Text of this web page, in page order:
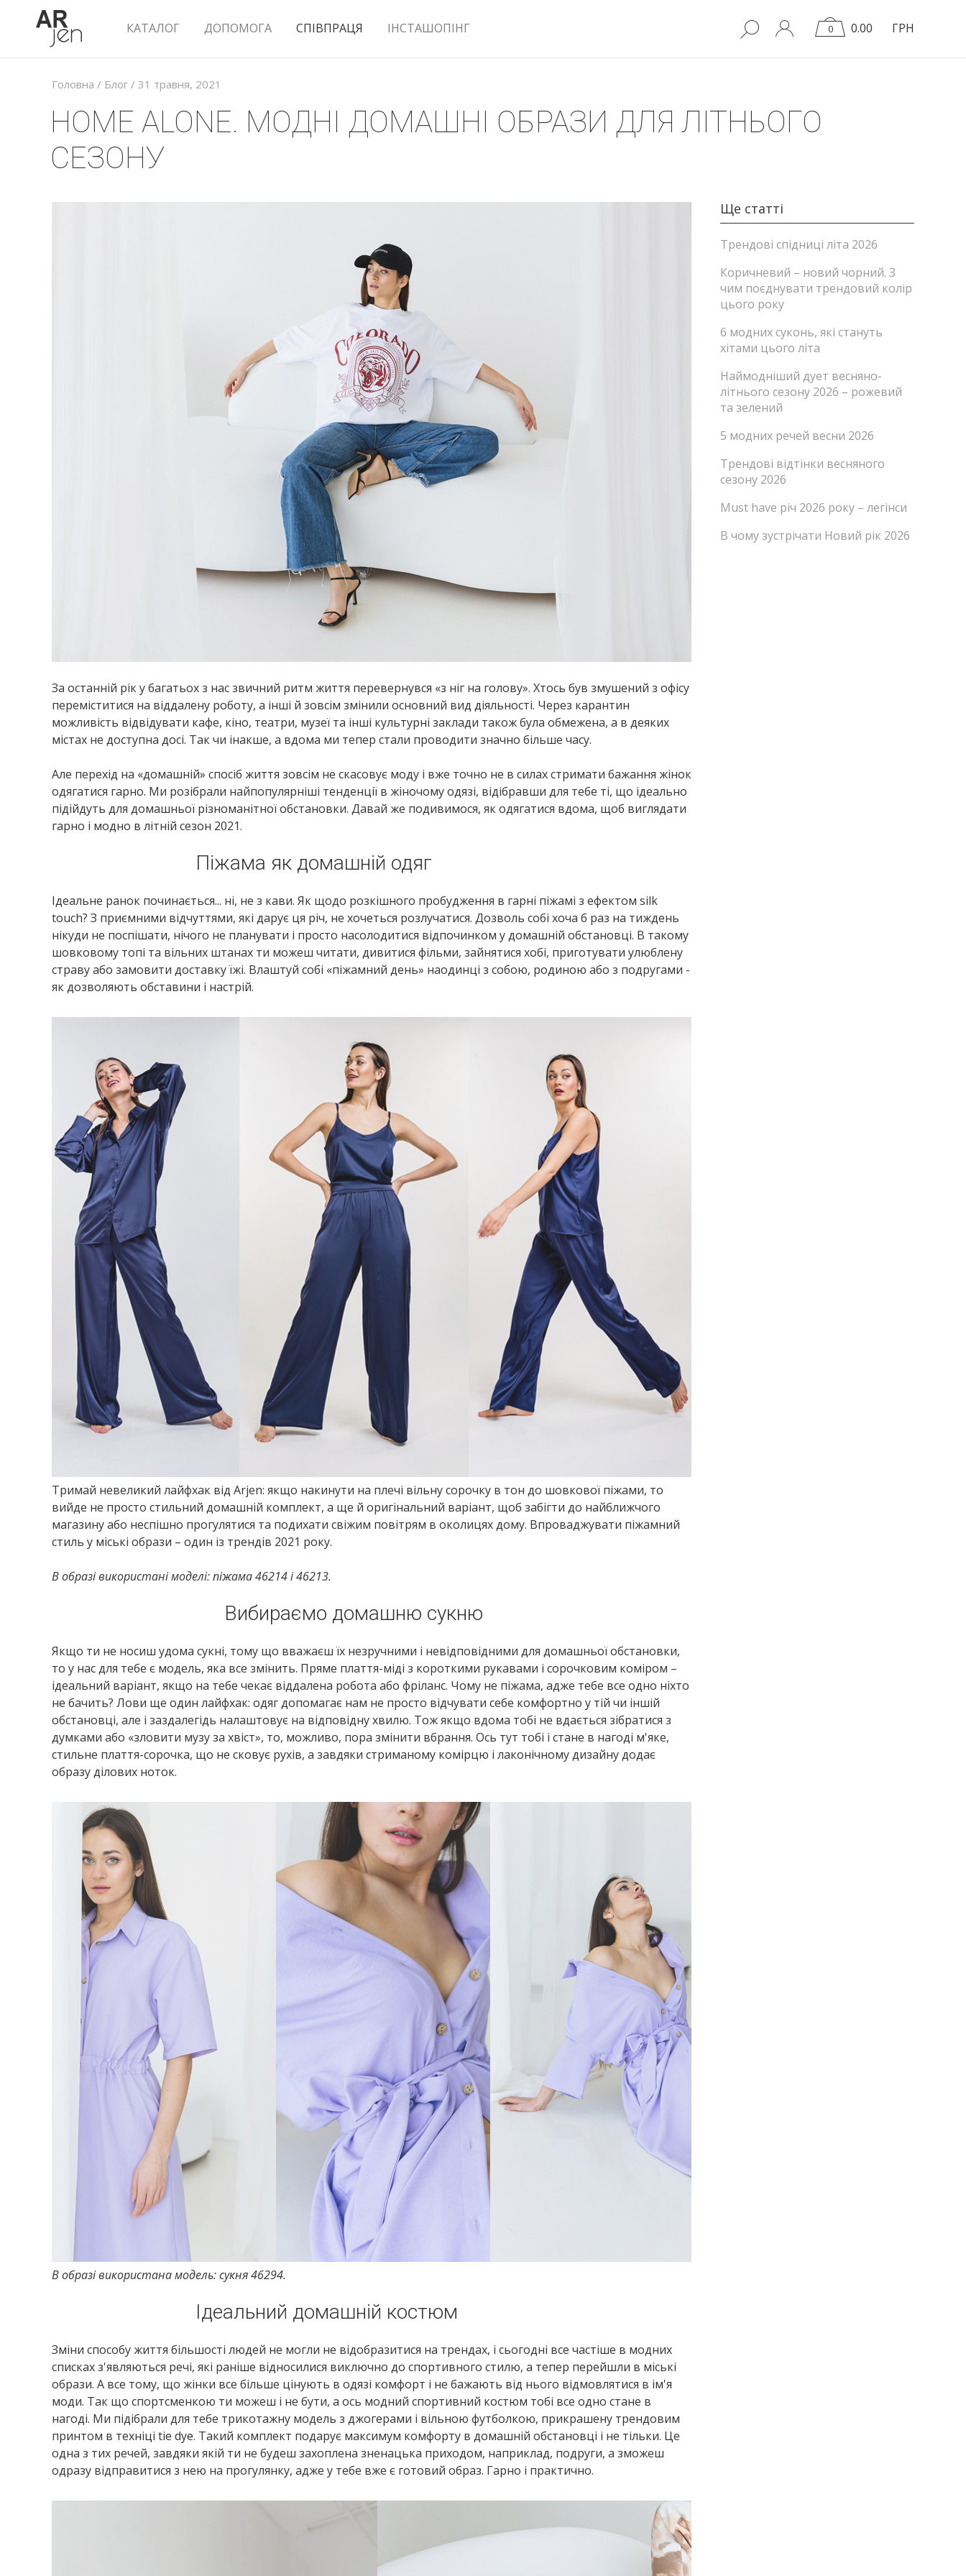
КАТАЛОГ ДОПОМОГА СПІВПРАЦЯ ІНСТАШОПІНГ 0 0.00 ГРН
Головна / Блог / 31 травня, 2021
HOME ALONE. МОДНІ ДОМАШНІ ОБРАЗИ ДЛЯ ЛІТНЬОГО
СЕЗОНУ
За останній рік у багатьох з нас звичний ритм життя перевернувся «з ніг на голову». Хтось був змушений з офісу
переміститися на віддалену роботу, а інші й зовсім змінили основний вид діяльності. Через карантин
можливість відвідувати кафе, кіно, театри, музеї та інші культурні заклади також була обмежена, а в деяких
містах не доступна досі. Так чи інакше, а вдома ми тепер стали проводити значно більше часу.
Але перехід на «домашній» спосіб життя зовсім не скасовує моду і вже точно не в силах стримати бажання жінок
одягатися гарно. Ми розібрали найпопулярніші тенденції в жіночому одязі, відібравши для тебе ті, що ідеально
підійдуть для домашньої різноманітної обстановки. Давай же подивимося, як одягатися вдома, щоб виглядати
гарно і модно в літній сезон 2021.
Піжама як домашній одяг
Ідеальне ранок починається... ні, не з кави. Як щодо розкішного пробудження в гарні піжамі з ефектом silk
touch? З приємними відчуттями, які дарує ця річ, не хочеться розлучатися. Дозволь собі хоча б раз на тиждень
нікуди не поспішати, нічого не планувати і просто насолодитися відпочинком у домашній обстановці. В такому
шовковому топі та вільних штанах ти можеш читати, дивитися фільми, зайнятися хобі, приготувати улюблену
страву або замовити доставку їжі. Влаштуй собі «піжамний день» наодинці з собою, родиною або з подругами -
як дозволяють обставини і настрій.
Тримай невеликий лайфхак від Arjen: якщо накинути на плечі вільну сорочку в тон до шовкової піжами, то
вийде не просто стильний домашній комплект, а ще й оригінальний варіант, щоб забігти до найближчого
магазину або неспішно прогулятися та подихати свіжим повітрям в околицях дому. Впроваджувати піжамний
стиль у міські образи – один із трендів 2021 року.
В образі використані моделі: піжама 46214 і 46213.
Вибираємо домашню сукню
Якщо ти не носиш удома сукні, тому що вважаєш їх незручними і невідповідними для домашньої обстановки,
то у нас для тебе є модель, яка все змінить. Пряме плаття-міді з короткими рукавами і сорочковим коміром –
ідеальний варіант, якщо на тебе чекає віддалена робота або фріланс. Чому не піжама, адже тебе все одно ніхто
не бачить? Лови ще один лайфхак: одяг допомагає нам не просто відчувати себе комфортно у тій чи іншій
обстановці, але і заздалегідь налаштовує на відповідну хвилю. Тож якщо вдома тобі не вдається зібратися з
думками або «зловити музу за хвіст», то, можливо, пора змінити вбрання. Ось тут тобі і стане в нагоді м'яке,
стильне плаття-сорочка, що не сковує рухів, а завдяки стриманому комірцю і лаконічному дизайну додає
образу ділових ноток.
В образі використана модель: сукня 46294.
Ідеальний домашній костюм
Зміни способу життя більшості людей не могли не відобразитися на трендах, і сьогодні все частіше в модних
списках з'являються речі, які раніше відносилися виключно до спортивного стилю, а тепер перейшли в міські
образи. А все тому, що жінки все більше цінують в одязі комфорт і не бажають від нього відмовлятися в ім'я
моди. Так що спортсменкою ти можеш і не бути, а ось модний спортивний костюм тобі все одно стане в
нагоді. Ми підібрали для тебе трикотажну модель з джогерами і вільною футболкою, прикрашену трендовим
принтом в техніці tie dye. Такий комплект подарує максимум комфорту в домашній обстановці і не тільки. Це
одна з тих речей, завдяки якій ти не будеш захоплена зненацька приходом, наприклад, подруги, а зможеш
одразу відправитися з нею на прогулянку, адже у тебе вже є готовий образ. Гарно і практично.
Ще статті
Трендові спідниці літа 2026
Коричневий – новий чорний. З
чим поєднувати трендовий колір
цього року
6 модних суконь, які стануть
хітами цього літа
Наймодніший дует весняно-
літнього сезону 2026 – рожевий
та зелений
5 модних речей весни 2026
Трендові відтінки весняного
сезону 2026
Must have річ 2026 року – легінси
В чому зустрічати Новий рік 2026